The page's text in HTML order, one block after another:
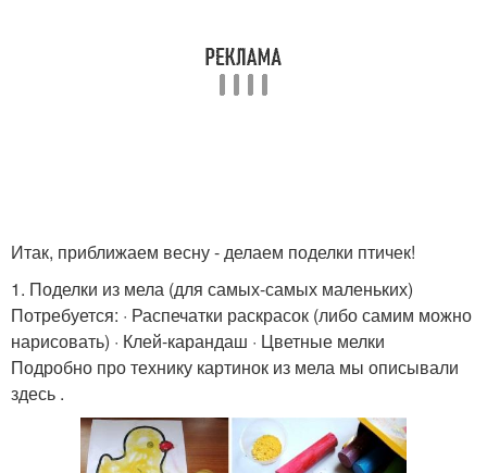
Итак, приближаем весну - делаем поделки птичек!
1. Поделки из мела (для самых-самых маленьких)
Потребуется: · Распечатки раскрасок (либо самим можно
нарисовать) · Клей-карандаш · Цветные мелки
Подробно про технику картинок из мела мы описывали
здесь .